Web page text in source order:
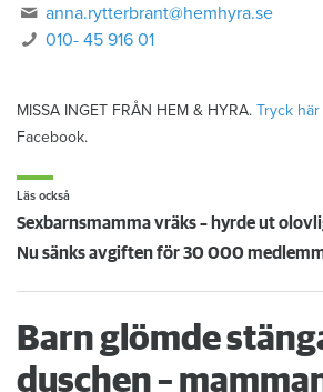
anna.rytterbrant@hemhyra.se
010- 45 916 01
MISSA INGET FRÅN HEM & HYRA. Tryck här
Facebook.
Läs också
Barn glömde
duschen –